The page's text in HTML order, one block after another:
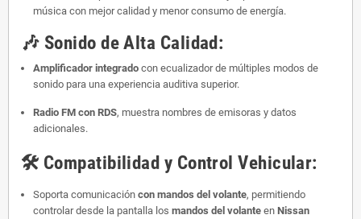
música con mejor calidad y menor consumo de energía.
🎶 Sonido de Alta Calidad:
Amplificador integrado con ecualizador de múltiples modos de
sonido para una experiencia auditiva superior.
Radio FM con RDS, muestra nombres de emisoras y datos
adicionales.
🛠️ Compatibilidad y Control Vehicular:
Soporta comunicación con mandos del volante, permitiendo
controlar desde la pantalla los mandos del volante en Nissan